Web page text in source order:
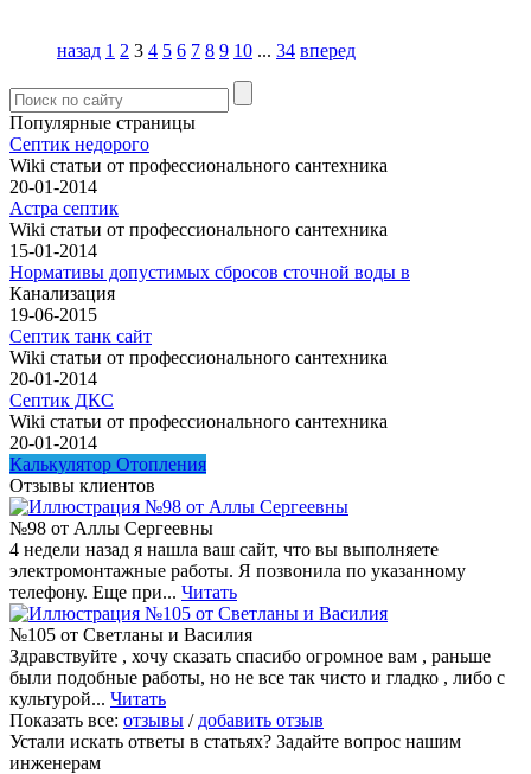
назад 1 2 3 4 5 6 7 8 9 10 ... 34 вперед
Популярные страницы
Септик недорого
Wiki статьи от профессионального сантехника
20-01-2014
Астра септик
Wiki статьи от профессионального сантехника
15-01-2014
Нормативы допустимых сбросов сточной воды в
Канализация
19-06-2015
Септик танк сайт
Wiki статьи от профессионального сантехника
20-01-2014
Септик ДКС
Wiki статьи от профессионального сантехника
20-01-2014
Калькулятор Отопления
Отзывы клиентов
№98 от Аллы Сергеевны
4 недели назад я нашла ваш сайт, что вы выполняете
электромонтажные работы. Я позвонила по указанному
телефону. Еще при... Читать
№105 от Светланы и Василия
Здравствуйте , хочу сказать спасибо огромное вам , раньше
были подобные работы, но не все так чисто и гладко , либо с
культурой... Читать
Показать все: отзывы / добавить отзыв
Устали искать ответы в статьях? Задайте вопрос нашим
инженерам